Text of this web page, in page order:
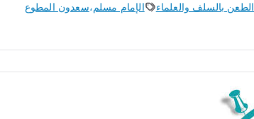
الطعن بالسلف والعلماء الإمام مسلم،سعدون المطوع